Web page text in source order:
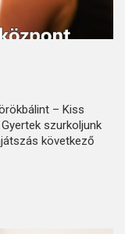
– Kiss
Gyertek szurkoljunk
következő